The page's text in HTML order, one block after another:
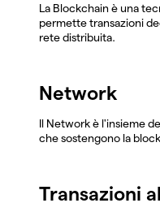
La Blockchain è una
permette transazioni
rete distribuita.
Network
Il Network è l'insieme
che sostengono la
Transazioni